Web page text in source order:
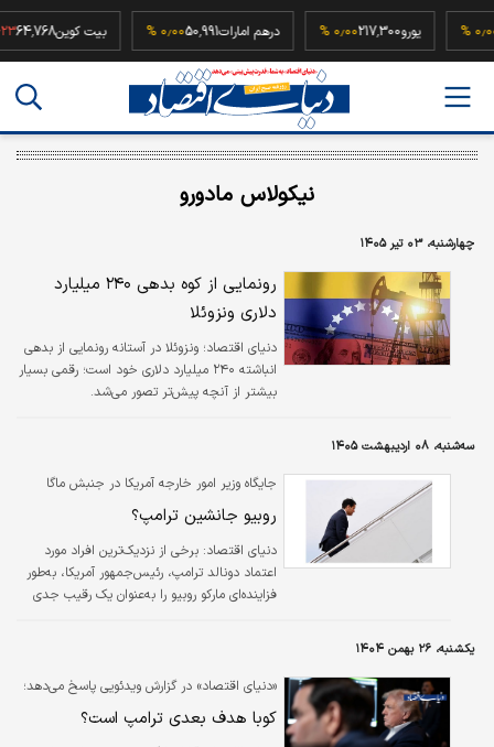
۰٫۰۰ % یورو217,300۰٫۰۰ % درهم امارات50,991۰٫۰۰ % بیت کوین
نيكولاس مادورو
چهارشنبه، ۰۳ تیر ۱۴۰۵
رونمایی از کوه بدهی ۲۴۰ میلیارد
دلاری ونزوئلا
دنیای اقتصاد؛ ونزوئلا در آستانه رونمایی از بدهی
انباشته ۲۴۰ میلیارد دلاری خود است؛ رقمی بسیار
بیشتر از آنچه پیش‌تر تصور می‌شد.
سه‌شنبه، ۰۸ اردیبهشت ۱۴۰۵
جایگاه وزیر امور خارجه آمریکا در جنبش ماگا
صعودی شده است
روبیو جانشین ترامپ؟ ‌
دنیای اقتصاد: برخی از نزدیک‌ترین افراد مورد
اعتماد دونالد ترامپ، رئیس‌جمهور آمریکا، به­‌طور
فزاینده‌ای مارکو روبیو را به­‌عنوان یک رقیب جدی
سیاسی.
یکشنبه، ۲۶ بهمن ۱۴۰۴
«دنیای اقتصاد» در گزارش ویدئویی پاسخ می‌دهد؛
کوبا هدف بعدی ترامپ است؟